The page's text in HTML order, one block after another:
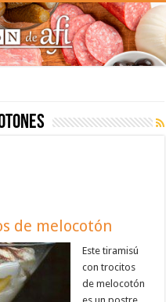
de melocotón
Este tiramisú
con trocitos
de melocotón